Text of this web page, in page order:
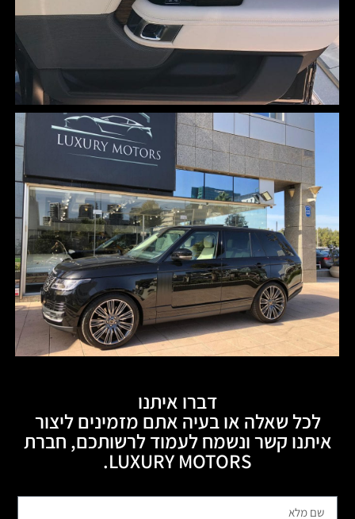
דברו איתנו
לכל שאלה או בעיה אתם מזמינים ליצור
איתנו קשר ונשמח לעמוד לרשותכם, חברת
LUXURY MOTORS.